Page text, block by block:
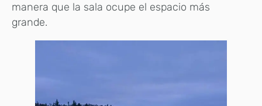
manera que la sala ocupe el espacio más
grande.